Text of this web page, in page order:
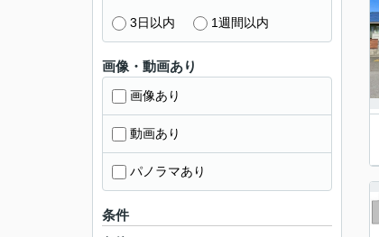
3日以内 1週間以内
画像・動画あり
画像あり
動画あり
パノラマあり
条件